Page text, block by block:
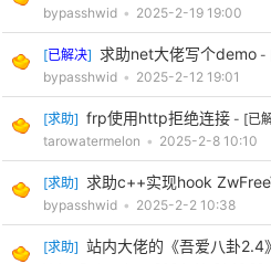
bypasshwid • 2025-2-19 19:00
[已解决] 求助net大佬写个demo -
bypasshwid • 2025-2-12 19:01
[求助] frp使用http拒绝连接 - [已
tarowatermelon • 2025-2-8 10:10
[求助] 求助c++实现hook
bypasshwid • 2025-2-2 10:38
[求助] 站内大佬的《吾爱八卦2.4